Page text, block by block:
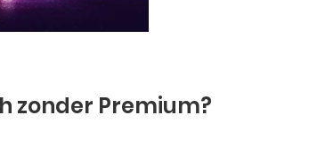
zonder Premium?